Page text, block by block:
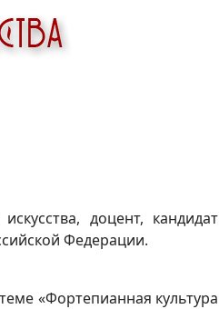
доцент, кандидат
Федерации.
«Фортепианная культура